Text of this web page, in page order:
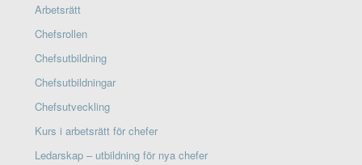
Arbetsrätt
Chefsrollen
Chefsutbildning
Chefsutbildningar
Chefsutveckling
Kurs i arbetsrätt för chefer
Ledarskap – utbildning för nya chefer